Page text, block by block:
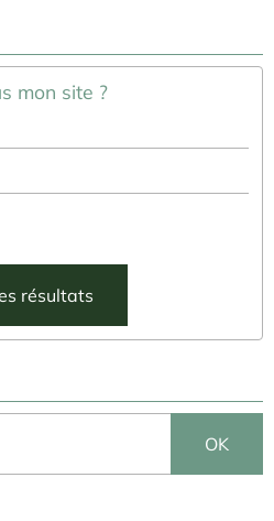
mon site ?
résultats
OK